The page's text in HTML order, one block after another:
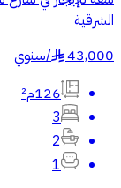
الشرقية
43,000
§
/سنوي
126م²
3
2
1